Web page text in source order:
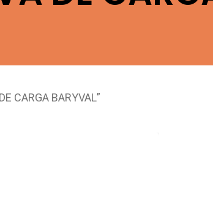
CARGA BARYVAL”